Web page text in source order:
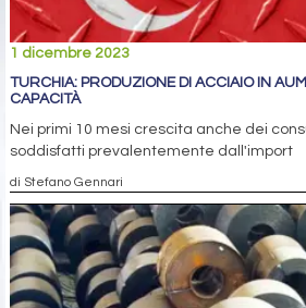
1 dicembre 2023
TURCHIA: PRODUZIONE DI ACCIAIO IN
CAPACITÀ
Nei primi 10 mesi crescita anche dei
soddisfatti prevalentemente dall'import
di Stefano Gennari